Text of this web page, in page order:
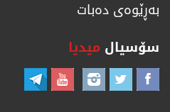
بەڕێوەی دەبات
سۆسیال میدیا